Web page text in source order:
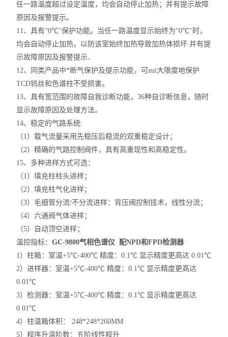
任一路温度超过设定温度，均会自动停止加热；并有提示故障
原因及报警提示。
11、具有“0℃"保护功能。当任一路温度显示始终为“0℃"时，
均会自动停止加热，以防该室始终加热导致加热体损坏.并有提
示故障原因及报警提示．
12、同类产品中*断气保护及提示功能，可zui大限度地保护
TCD钨丝和色谱柱不受损害。
13、具有宽范围的故障自我诊断功能，36种自诊断信息，随时
显示故障原因及处理方法。
14、稳定的气路系统:
（1）载气流量采用先稳压后稳流的双重稳定设计；
（2）精确的气路控制阀件，具有高重现性和高稳定性。
15、多种进样方式可选：
（1）填充柱柱头进样；
（2）填充柱气化进样；
（3）毛细管分流/不分流进样：背压阀控制技术，线性分流；
（4）六通阀气体进样；
（5）自动顶空进样；
温控指标：GC-9800气相色谱仪 配NPD和FPD检测器
1）柱箱：室温+5℃-400℃ 精度：0.1℃ 显示精度更高达 0.01℃
2）进样器：室温+5℃-400℃ 精度：0.1℃ 显示精度更高达
0.01℃
3）检测器：室温+5℃-400℃ 精度：0.1℃ 显示精度更高达
0.01℃
4）柱温箱体积： 248*248*260MM
5）程序升温阶数：五阶线性程升